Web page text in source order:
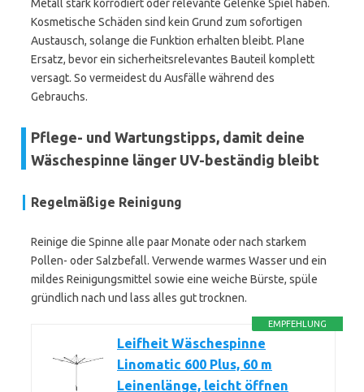
Metall stark korrodiert oder relevante Gelenke Spiel haben.
Kosmetische Schäden sind kein Grund zum sofortigen
Austausch, solange die Funktion erhalten bleibt. Plane
Ersatz, bevor ein sicherheitsrelevantes Bauteil komplett
versagt. So vermeidest du Ausfälle während des
Gebrauchs.
Pflege- und Wartungstipps, damit deine
Wäschespinne länger UV-beständig bleibt
Regelmäßige Reinigung
Reinige die Spinne alle paar Monate oder nach starkem
Pollen- oder Salzbefall. Verwende warmes Wasser und ein
mildes Reinigungsmittel sowie eine weiche Bürste, spüle
gründlich nach und lass alles gut trocknen.
EMPFEHLUNG
Leifheit Wäschespinne
Linomatic 600 Plus, 60 m
Leinenlänge, leicht öffnen